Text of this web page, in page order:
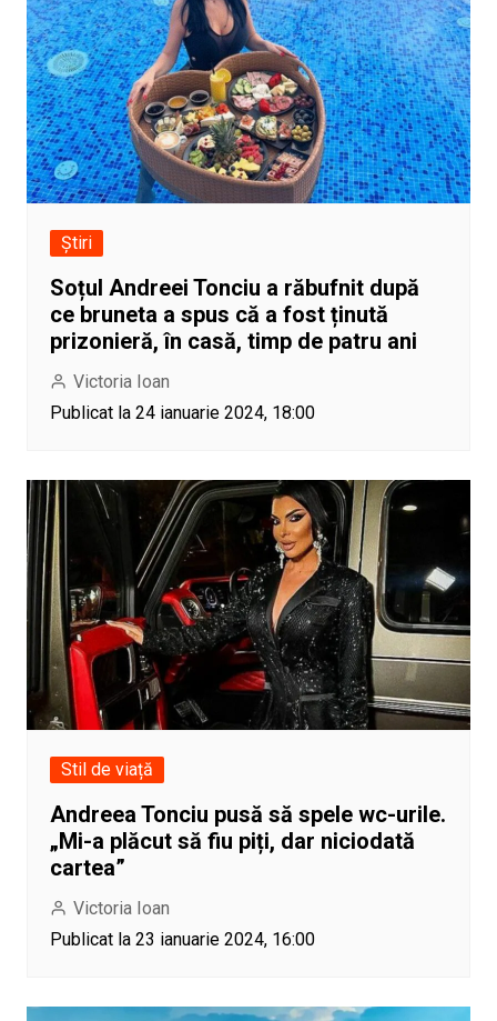
Știri
Soțul Andreei Tonciu a răbufnit după
ce bruneta a spus că a fost ținută
prizonieră, în casă, timp de patru ani
Victoria Ioan
Publicat la 24 ianuarie 2024, 18:00
Stil de viață
Andreea Tonciu pusă să spele wc-urile.
„Mi-a plăcut să fiu piți, dar niciodată
cartea”
Victoria Ioan
Publicat la 23 ianuarie 2024, 16:00